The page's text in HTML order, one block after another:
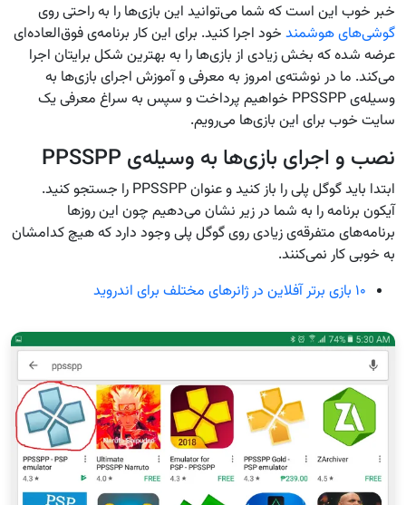
خبر خوب این است که شما می‌توانید این بازی‌ها را به راحتی روی
گوشی‌های هوشمند خود اجرا کنید. برای این کار برنامه‌ی فوق‌العاده‌ای
عرضه شده که بخش زیادی از بازی‌ها را به بهترین شکل برایتان اجرا
می‌کند. ما در نوشته‌ی امروز به معرفی و آموزش اجرای بازی‌ها به
وسیله‌ی PPSSPP خواهیم پرداخت و سپس به سراغ معرفی یک
سایت خوب برای این بازی‌ها می‌رویم.
نصب و اجرای بازی‌ها به وسیله‌ی PPSSPP
ابتدا باید گوگل پلی را باز کنید و عنوان PPSSPP را جستجو کنید.
آیکون برنامه را به شما در زیر نشان می‌دهیم چون این روزها
برنامه‌های متفرقه‌ی زیادی روی گوگل پلی وجود دارد که هیچ کدامشان
به خوبی کار نمی‌کنند.
۱۰ بازی برتر آفلاین در ژانرهای مختلف برای اندروید